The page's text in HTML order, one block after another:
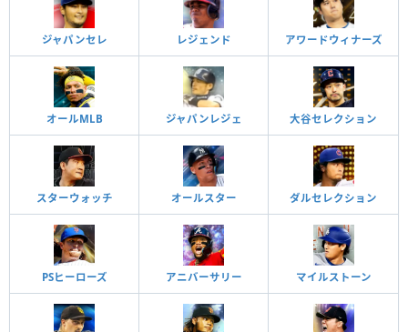
ジャパンセレ レジェンド アワードウィナーズ
オールMLB ジャパンレジェ 大谷セレクション
スターウォッチ オールスター ダルセレクション
PSヒーローズ アニバーサリー マイルストーン